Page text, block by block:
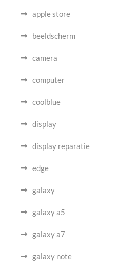
apple store
beeldscherm
camera
computer
coolblue
display
display reparatie
edge
galaxy
galaxy a5
galaxy a7
galaxy note